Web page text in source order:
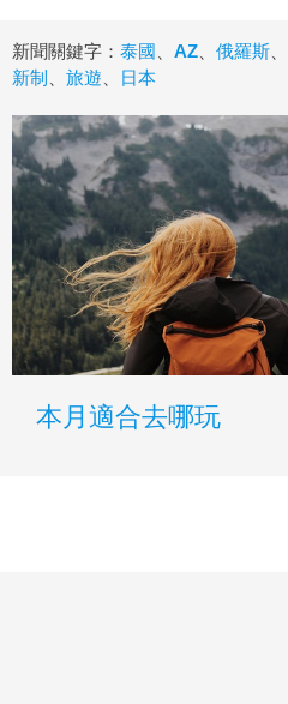
新聞關鍵字： 泰國 AZ 俄羅斯
新制
旅遊 日本
本月適合去哪玩